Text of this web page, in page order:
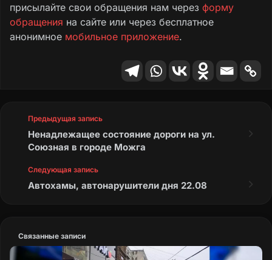
присылайте свои обращения нам через форму
обращения на сайте или через бесплатное
анонимное мобильное приложение.
Предыдущая запись
Ненадлежащее состояние дороги на ул.
Союзная в городе Можга
Следующая запись
Автохамы, автонарушители дня 22.08
Связанные записи